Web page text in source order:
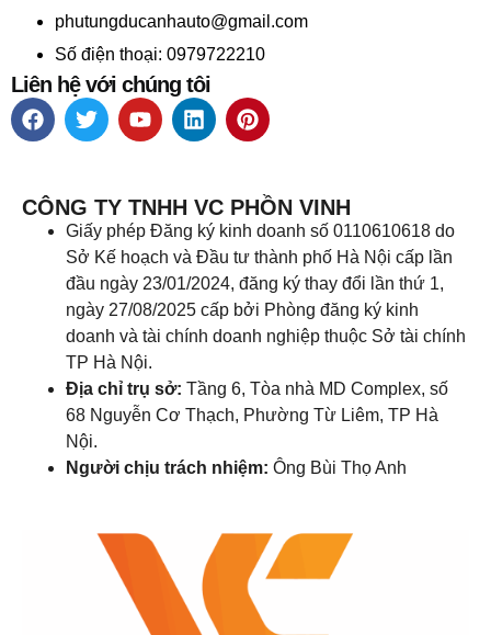
phutungducanhauto@gmail.com
Số điện thoại: 0979722210
Liên hệ với chúng tôi
CÔNG TY TNHH VC PHỒN VINH
Giấy phép Đăng ký kinh doanh số 0110610618 do
Sở Kế hoạch và Đầu tư thành phố Hà Nội cấp lần
đầu ngày 23/01/2024, đăng ký thay đổi lần thứ 1,
ngày 27/08/2025 cấp bởi Phòng đăng ký kinh
doanh và tài chính doanh nghiệp thuộc Sở tài chính
TP Hà Nội.
Địa chỉ trụ sở: Tầng 6, Tòa nhà MD Complex, số
68 Nguyễn Cơ Thạch, Phường Từ Liêm, TP Hà
Nội.
Người chịu trách nhiệm: Ông Bùi Thọ Anh